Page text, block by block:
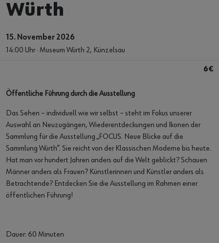
Würth
15. November 2026
14:00 Uhr · Museum Würth 2, Künzelsau
6€
Öffentliche Führung durch die Ausstellung
Das Sehen – individuell wie wir selbst – steht im Fokus unserer
Auswahl an Neuzugängen, Wiederentdeckungen und Ikonen der
Sammlung für die Ausstellung „FOCUS. Neue Blicke auf die
Sammlung Würth“. Sie reicht von der Klassischen Moderne bis heute.
Hat man vor hundert Jahren anders auf die Welt geblickt? Schauen
Männer anders als Frauen? Künstlerinnen und Künstler anders als
Betrachtende? Entdecken Sie die Ausstellung im Rahmen einer
öffentlichen Führung!
Dauer: 60 Minuten